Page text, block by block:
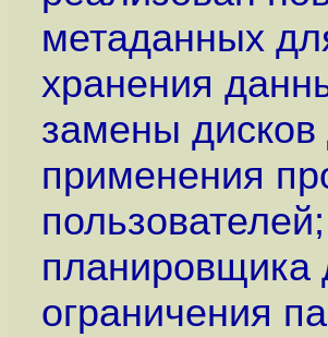
метаданных
хранения
замены
применения
планировщика
ограничения